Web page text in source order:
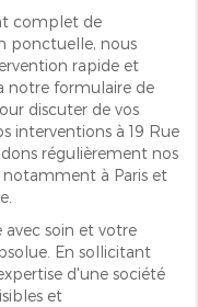
complet de
ponctuelle, nous
rapide et
notre formulaire de
discuter de vos
interventions à 19 Rue
régulièrement nos
notamment à Paris et
avec soin et votre
En sollicitant
d'une société
et